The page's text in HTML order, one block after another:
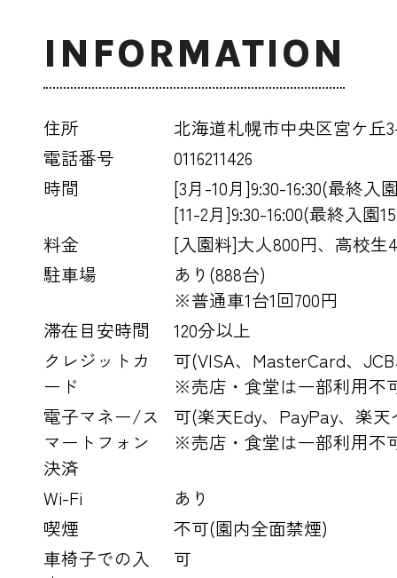
INFORMATION
住所
北海道札幌市中央区宮ケ丘
電話番号
0116211426
時間
[3月-10月]9:30-16:30(最終入
[11-2月]9:30-16:00(最終入園
料金
[入園料]大人800円、高校
駐車場
あり(888台)
※普通車1台1回700円
滞在目安時間
120分以上
クレジットカ
ード
可(VISA、MasterCard、
※売店・食堂は一部利用不
電子マネー/ス
マートフォン
決済
可(楽天Edy、PayPay、楽
※売店・食堂は一部利用不
Wi-Fi
あり
喫煙
不可(園内全面禁煙)
車椅子での入
可